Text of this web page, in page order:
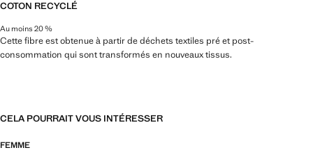
COTON RECYCLÉ
Au moins 20 %
Cette fibre est obtenue à partir de déchets textiles pré et post-
consommation qui sont transformés en nouveaux tissus.
CELA POURRAIT VOUS INTÉRESSER
FEMME